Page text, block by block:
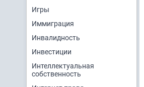
Игры
Иммиграция
Инвалидность
Инвестиции
Интеллектуальная
собственность